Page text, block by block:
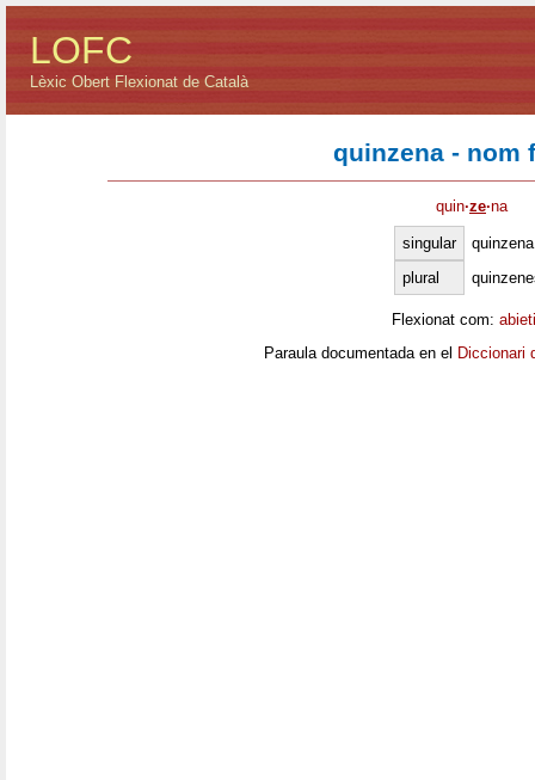
LOFC
Lèxic Obert Flexionat de Català
quinzena - nom
quin·ze·na
singular
quinzena
plural
Flexionat com:
Paraula documentada en el Diccionari